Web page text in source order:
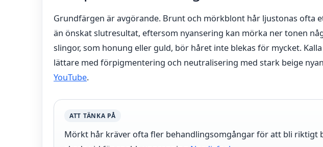
Grundfärgen är avgörande. Brunt och mörkblont hår ljustonas ofta
än önskat slutresultat, eftersom nyansering kan mörka ner tonen
slingor, som honung eller guld, bör håret inte blekas för mycket.
lättare med förpigmentering och neutralisering med stark beige
YouTube.
ATT TÄNKA PÅ
Mörkt hår kräver ofta fler behandlingsomgångar för att bli riktigt